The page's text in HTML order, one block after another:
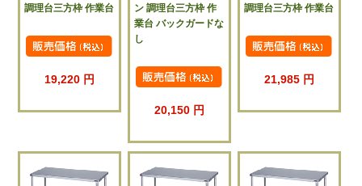
調理台三方枠 作業台
19,220 円
ン 調理台三方枠 作
業台 バックガードな
し
20,150 円
調理台三方枠 作業台
21,985 円